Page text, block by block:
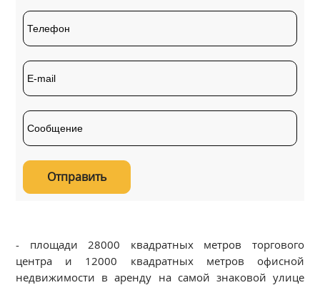
- площади 28000 квадратных метров торгового
центра и 12000 квадратных метров офисной
недвижимости в аренду на самой знаковой улице